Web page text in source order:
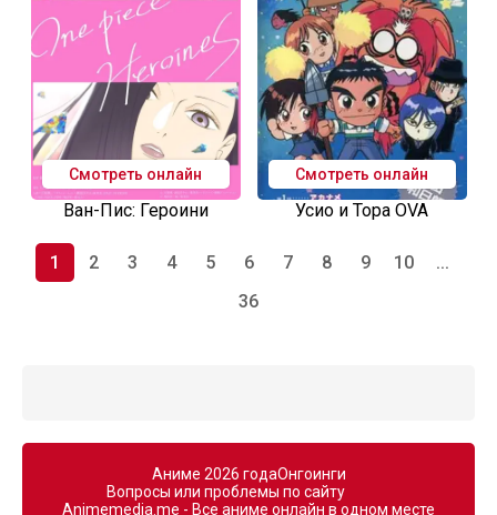
Смотреть онлайн
Ван-Пис: Героини
Смотреть онлайн
Усио и Тора OVA
1 2 3 4 5 6 7 8 9 10
...
36
Аниме 2026 годаОнгоинги
Вопросы или проблемы по сайту
Animemedia.me - Все аниме онлайн в одном месте